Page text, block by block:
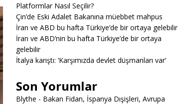
Platformlar Nasıl Seçilir?
Çin’de Eski Adalet Bakanına müebbet mahpus
İran ve ABD bu hafta Türkiye’de bir ortaya gelebilir
İran ve ABD’nin bu hafta Türkiye’de bir ortaya
gelebilir
İtalya karıştı: ‘Karşımızda devlet düşmanları var’
Son Yorumlar
Blythe - Bakan Fidan, İspanya Dışişleri, Avrupa